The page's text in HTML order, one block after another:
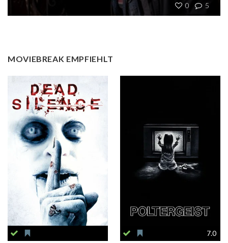
0 5
MOVIEBREAK EMPFIEHLT
7.0